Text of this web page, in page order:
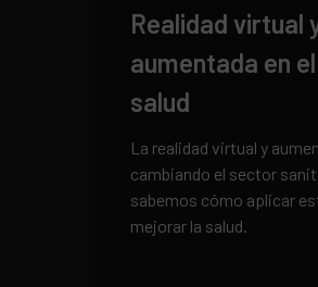
Realidad virtual
aumentada en
salud
La realidad virtual y
cambiando el sector
sabemos cómo aplicar
mejorar la salud.